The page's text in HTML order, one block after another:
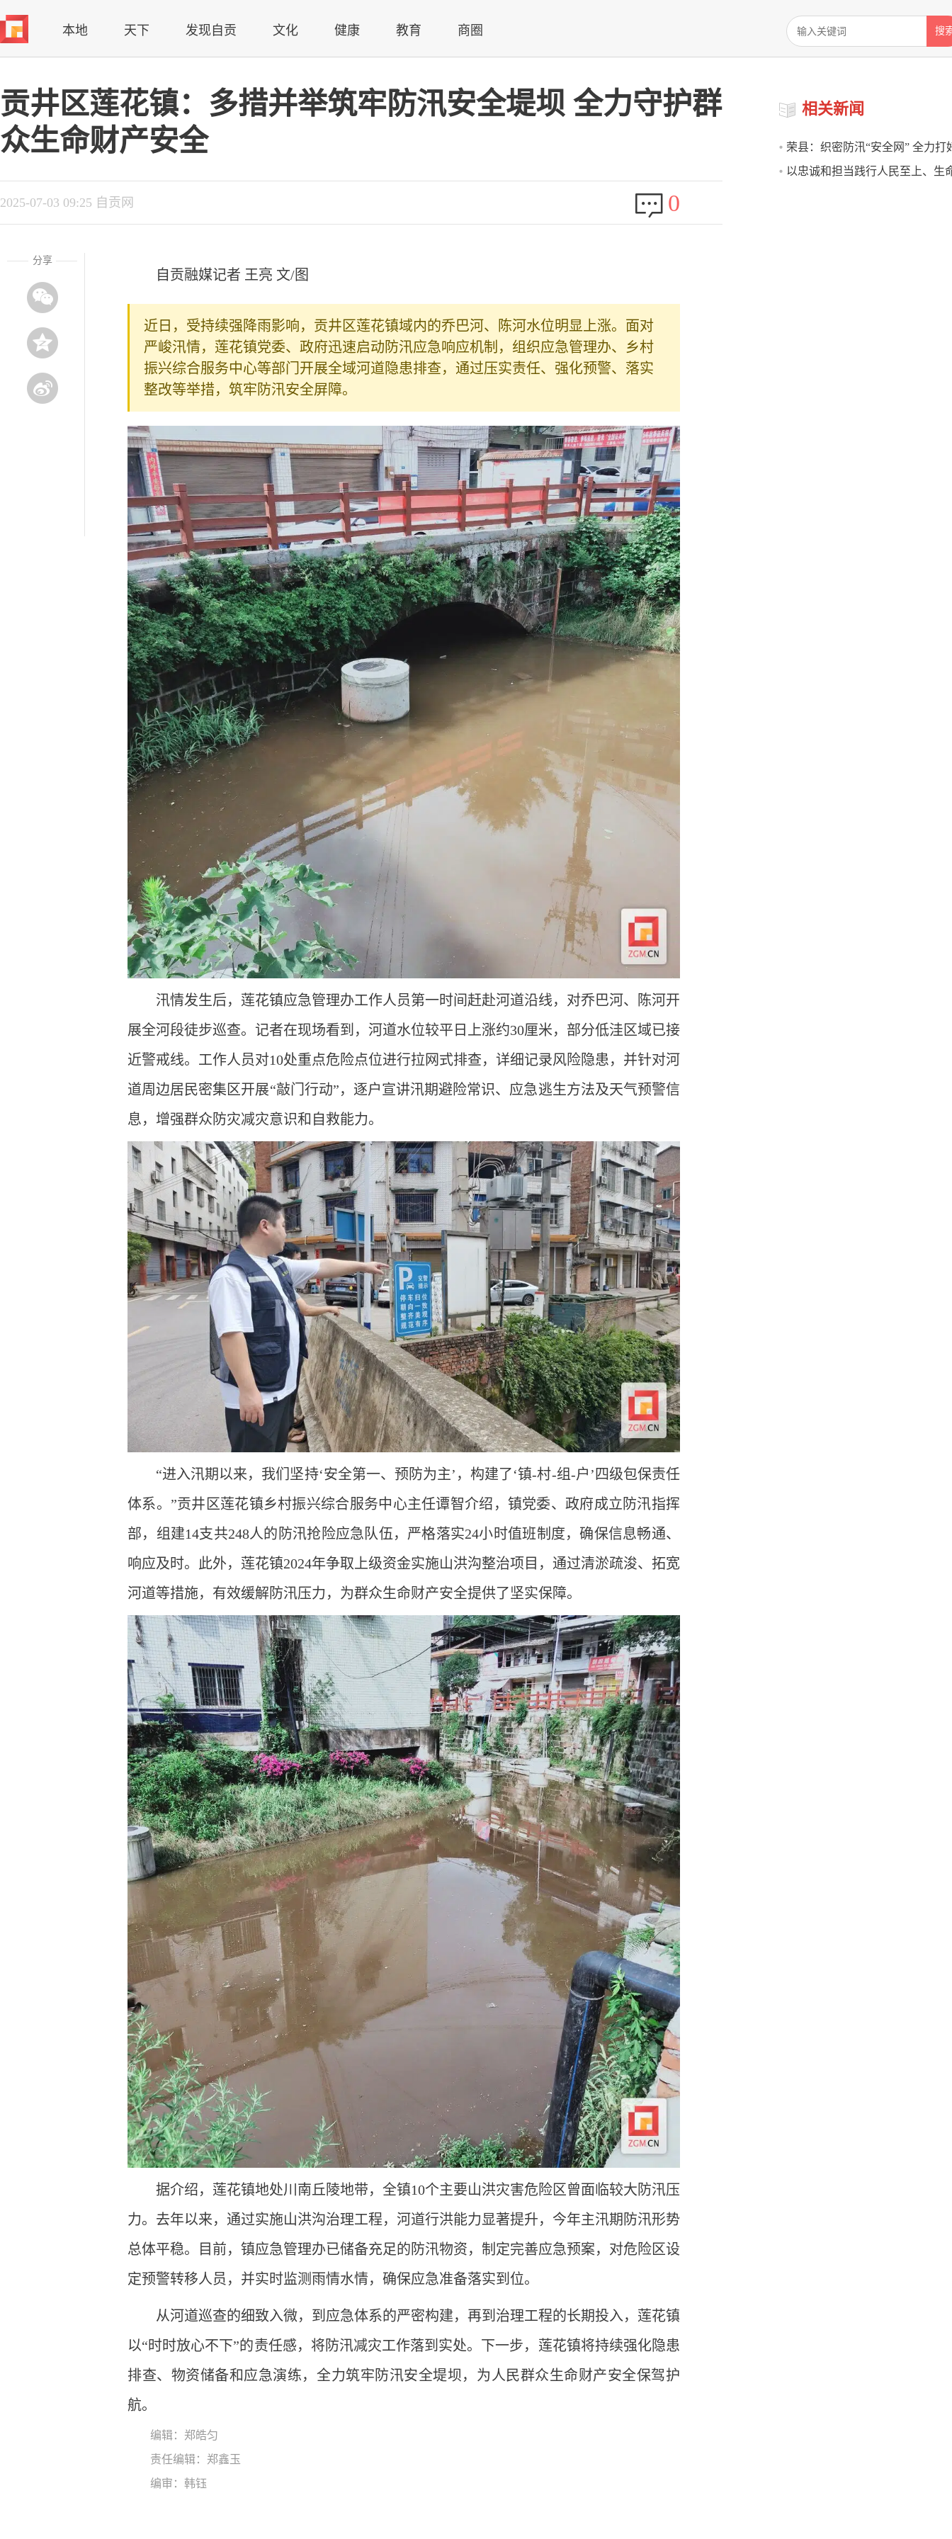
本地 天下 发现自贡 文化 健康 教育 商圈 搜
贡井区莲花镇：多措并举筑牢防汛安全堤坝 全力守护群
众生命财产安全
2025-07-03 09:25 自贡网 0
分享
自贡融媒记者 王亮 文/图
近日，受持续强降雨影响，贡井区莲花镇域内的乔巴河、陈河水位明显上涨。面对
严峻汛情，莲花镇党委、政府迅速启动防汛应急响应机制，组织应急管理办、乡村
振兴综合服务中心等部门开展全域河道隐患排查，通过压实责任、强化预警、落实
整改等举措，筑牢防汛安全屏障。
汛情发生后，莲花镇应急管理办工作人员第一时间赶赴河道沿线，对乔巴河、陈河开
展全河段徒步巡查。记者在现场看到，河道水位较平日上涨约30厘米，部分低洼区域已接
近警戒线。工作人员对10处重点危险点位进行拉网式排查，详细记录风险隐患，并针对河
道周边居民密集区开展“敲门行动”，逐户宣讲汛期避险常识、应急逃生方法及天气预警信
息，增强群众防灾减灾意识和自救能力。
“进入汛期以来，我们坚持‘安全第一、预防为主’，构建了‘镇-村-组-户’四级包保责任
体系。”贡井区莲花镇乡村振兴综合服务中心主任谭智介绍，镇党委、政府成立防汛指挥
部，组建14支共248人的防汛抢险应急队伍，严格落实24小时值班制度，确保信息畅通、
响应及时。此外，莲花镇2024年争取上级资金实施山洪沟整治项目，通过清淤疏浚、拓宽
河道等措施，有效缓解防汛压力，为群众生命财产安全提供了坚实保障。
据介绍，莲花镇地处川南丘陵地带，全镇10个主要山洪灾害危险区曾面临较大防汛压
力。去年以来，通过实施山洪沟治理工程，河道行洪能力显著提升，今年主汛期防汛形势
总体平稳。目前，镇应急管理办已储备充足的防汛物资，制定完善应急预案，对危险区设
定预警转移人员，并实时监测雨情水情，确保应急准备落实到位。
从河道巡查的细致入微，到应急体系的严密构建，再到治理工程的长期投入，莲花镇
以“时时放心不下”的责任感，将防汛减灾工作落到实处。下一步，莲花镇将持续强化隐患
排查、物资储备和应急演练，全力筑牢防汛安全堤坝，为人民群众生命财产安全保驾护
航。
编辑：郑皓匀
责任编辑：郑鑫玉
编审：韩钰
相关新闻
荣县：织密防汛“安全网” 全力打
卫战
以忠诚和担当践行人民至上、生